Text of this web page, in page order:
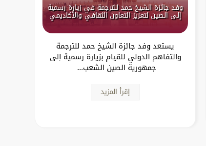
وفد جائزة الشيخ حمد للترجمة في زيارة رسمية
إلى الصين لتعزيز التعاون الثقافي والأكاديمي
يستعد وفد جائزة الشيخ حمد للترجمة
والتفاهم الدولي للقيام بزيارة رسمية إلى
جمهورية الصين الشعب...
إقرأ المزيد